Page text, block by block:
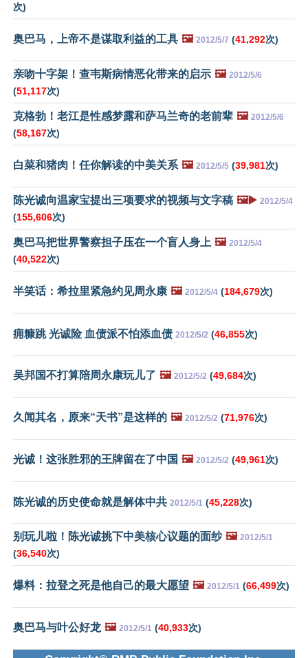
次)
奥巴马，上帝不是谋取利益的工具 🖼️ 2012/5/7 (41,292次)
亲吻十字架！查韦斯病情恶化带来的启示 🖼️ 2012/5/6
(51,117次)
克格勃！老江是性感梦露和萨马兰奇的老前辈 🖼️ 2012/5/6
(58,167次)
白菜和猪肉！任你解读的中美关系 🖼️ 2012/5/5 (39,981次)
陈光诚向温家宝提出三项要求的视频与文字稿 🖼️▶️ 2012/5/4
(155,606次)
奥巴马把世界警察担子压在一个盲人身上 🖼️ 2012/5/4
(40,522次)
半笑话：希拉里紧急约见周永康 🖼️ 2012/5/4 (184,679次)
痈糠跳 光诚险 血债派不怕添血债 2012/5/2 (46,855次)
吴邦国不打算陪周永康玩儿了 🖼️ 2012/5/2 (49,684次)
久闻其名，原来“天书”是这样的 🖼️ 2012/5/2 (71,976次)
光诚！这张胜邪的王牌留在了中国 🖼️ 2012/5/2 (49,961次)
陈光诚的历史使命就是解体中共 2012/5/1 (45,228次)
别玩儿啦！陈光诚挑下中美核心议题的面纱 🖼️ 2012/5/1
(36,540次)
爆料：拉登之死是他自己的最大愿望 🖼️ 2012/5/1 (66,499次)
奥巴马与叶公好龙 🖼️ 2012/5/1 (40,933次)